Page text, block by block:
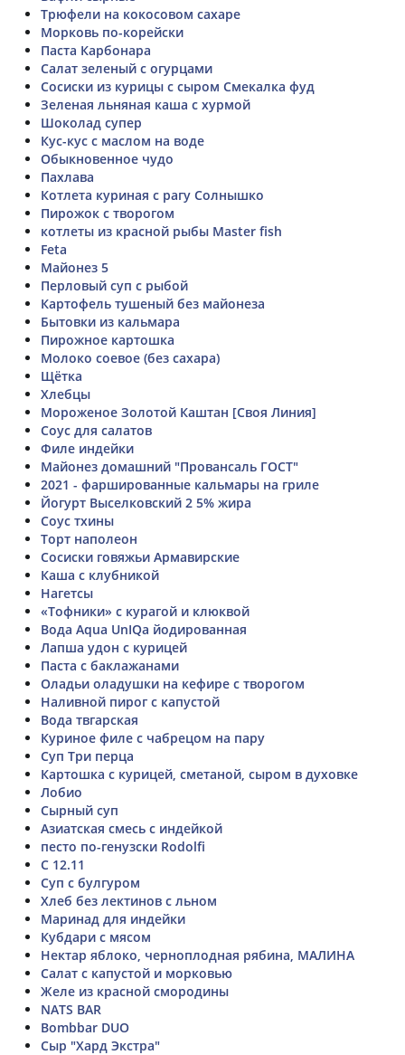
Трюфели на кокосовом сахаре
Морковь по-корейски
Паста Карбонара
Салат зеленый с огурцами
Сосиски из курицы с сыром Смекалка фуд
Зеленая льняная каша с хурмой
Шоколад супер
Кус-кус с маслом на воде
Обыкновенное чудо
Пахлава
Котлета куриная с рагу Солнышко
Пирожок с творогом
котлеты из красной рыбы Master fish
Feta
Майонез 5
Перловый суп с рыбой
Картофель тушеный без майонеза
Бытовки из кальмара
Пирожное картошка
Молоко соевое (без сахара)
Щётка
Хлебцы
Мороженое Золотой Каштан [Своя Линия]
Соус для салатов
Филе индейки
Майонез домашний "Провансаль ГОСТ"
2021 - фаршированные кальмары на гриле
Йогурт Выселковский 2 5% жира
Соус тхины
Торт наполеон
Сосиски говяжьи Армавирские
Каша с клубникой
Нагетсы
«Тофники» с курагой и клюквой
Вода Aqua UnIQa йодированная
Лапша удон с курицей
Паста с баклажанами
Оладьи оладушки на кефире с творогом
Наливной пирог с капустой
Вода твгарская
Куриное филе с чабрецом на пару
Суп Три перца
Картошка с курицей, сметаной, сыром в духовке
Лобио
Сырный суп
Азиатская смесь с индейкой
песто по-генузски Rodolfi
С 12.11
Суп с булгуром
Хлеб без лектинов с льном
Маринад для индейки
Кубдари с мясом
Нектар яблоко, черноплодная рябина, МАЛИНА
Салат с капустой и морковью
Желе из красной смородины
NATS BAR
Bombbar DUO
Сыр "Хард Экстра"